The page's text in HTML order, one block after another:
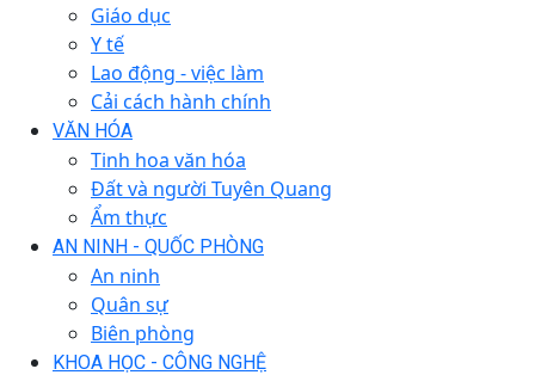
Giáo dục
Y tế
Lao động - việc làm
Cải cách hành chính
VĂN HÓA
Tinh hoa văn hóa
Đất và người Tuyên Quang
Ẩm thực
AN NINH - QUỐC PHÒNG
An ninh
Quân sự
Biên phòng
KHOA HỌC - CÔNG NGHỆ